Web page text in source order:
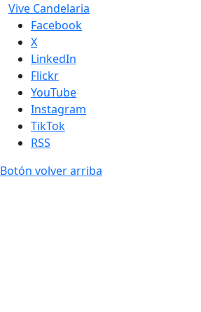
Vive Candelaria
Facebook
X
LinkedIn
Flickr
YouTube
Instagram
TikTok
RSS
Botón volver arriba